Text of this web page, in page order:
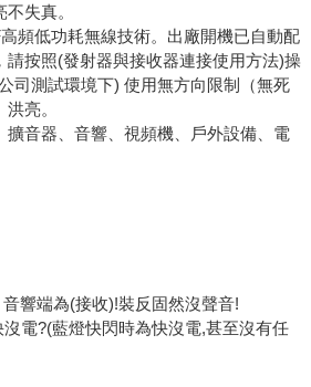
失真。
頻低功耗無線技術。出廠開機已自動配
請按照(發射器與接收器連接使用方法)操
司測試環境下) 使用無方向限制（無死
亮。
擴音器、音響、視頻機、戶外設備、電
響端為(接收)!裝反固然沒聲音!
電?(藍燈快閃時為快沒電,甚至沒有任